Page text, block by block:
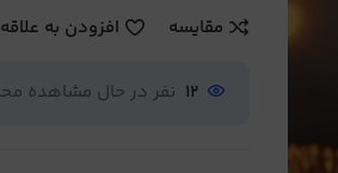
مقایسه افزودن به
12 نفر در حال مشاهده